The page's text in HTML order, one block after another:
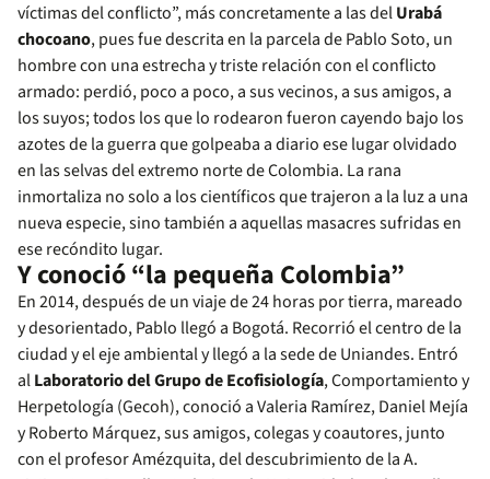
víctimas del conflicto”, más concretamente a las delUrabá
chocoano, pues fue descrita en la parcela de Pablo Soto, un
hombre con una estrecha y triste relación con el conflicto
armado: perdió, poco a poco, a sus vecinos, a sus amigos, a
los suyos; todos los que lo rodearon fueron cayendo bajo los
azotes de la guerra que golpeaba a diario ese lugar olvidado
en las selvas del extremo norte de Colombia. La rana
inmortaliza no solo a los científicos que trajeron a la luz a una
nueva especie, sino también a aquellas masacres sufridas en
ese recóndito lugar.
Y conoció “la pequeña Colombia”
En 2014, después de un viaje de 24 horas por tierra, mareado
y desorientado, Pablo llegó a Bogotá. Recorrió el centro de la
ciudad y el eje ambiental y llegó a la sede de Uniandes. Entró
alLaboratorio del Grupo de Ecofisiología, Comportamiento y
Herpetología (Gecoh), conoció a Valeria Ramírez, Daniel Mejía
y Roberto Márquez, sus amigos, colegas y coautores, junto
con el profesor Amézquita, del descubrimiento de la A.